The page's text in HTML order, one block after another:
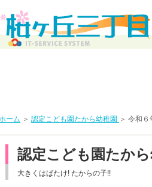
ーム ＞ 認定こども園たから幼稚園 ＞ 令和６
認定こども園たから
大きくはばたけ! たからの子!!